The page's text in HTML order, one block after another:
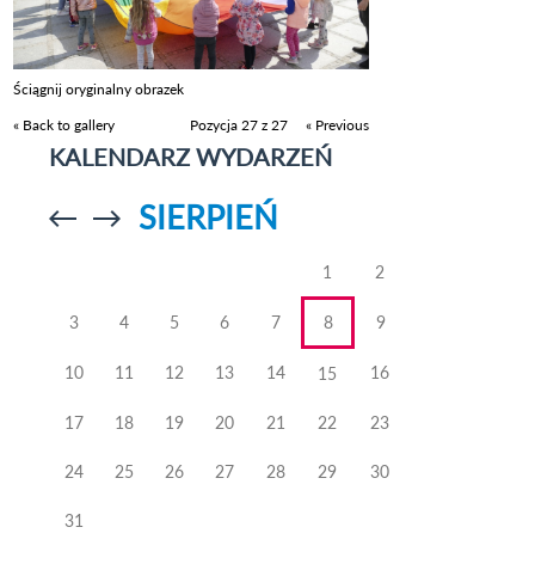
Ściągnij oryginalny obrazek
« Back to gallery
Pozycja 27 z 27 « Previous
KALENDARZ WYDARZEŃ
Przejdź doPrzejdź do
SIERPIEŃ
1 2
3 4 5 6 7 8 9
10 11 12 13 14 15 16
17 18 19 20 21 22 23
24 25 26 27 28 29 30
31